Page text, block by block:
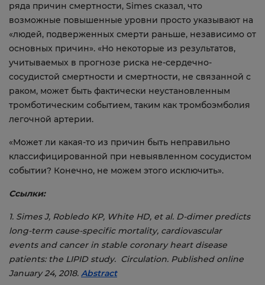
ряда причин смертности, Simes сказал, что
возможные повышенные уровни просто указывают на
«людей, подверженных смерти раньше, независимо от
основных причин». «Но некоторые из результатов,
учитываемых в прогнозе риска не-сердечно-
сосудистой смертности и смертности, не связанной с
раком, может быть фактически неустановленным
тромботическим событием, таким как тромбоэмболия
легочной артерии.
«Может ли какая-то из причин быть неправильно
классифицированной при невыявленном сосудистом
событии? Конечно, не можем этого исключить».
Ссылки:
1. Simes J, Robledo KP, White HD, et al. D-dimer predicts
long-term cause-specific mortality, cardiovascular
events and cancer in stable coronary heart disease
patients: the LIPID study. Circulation. Published online
January 24, 2018. Abstract